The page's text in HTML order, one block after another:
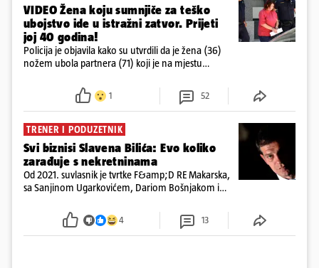
VIDEO Žena koju sumnjiče za teško
ubojstvo ide u istražni zatvor. Prijeti
joj 40 godina!
Policija je objavila kako su utvrdili da je žena (36)
nožem ubola partnera (71) koji je na mjestu
ispitali i poslali u istražni zatvor
1 52
TRENER I PODUZETNIK
Svi biznisi Slavena Bilića: Evo koliko
zarađuje s nekretninama
Od 2021. suvlasnik je tvrtke F&amp;D RE Makarska,
sa Sanjinom Ugarkovićem, Dariom Bošnjakom i
poslovanje nekretninama, a od osnutka nema
zaposlenih
4 13